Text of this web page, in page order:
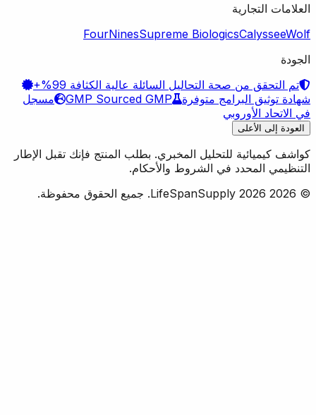
العلامات التجارية
FourNinesSupreme BiologicsCalysseeWolf
الجودة
تم التحقق من صحة التحاليل السائلة عالية الكثافة 99%+
شهادة توثيق البرامج متوفرة
GMP Sourced GMP
مسجل
في الاتحاد الأوروبي
العودة إلى الأعلى
كواشف كيميائية للتحليل المخبري. بطلب المنتج فإنك تقبل الإطار
التنظيمي المحدد في الشروط والأحكام.
© 2026 LifeSpanSupply 2026. جميع الحقوق محفوظة.